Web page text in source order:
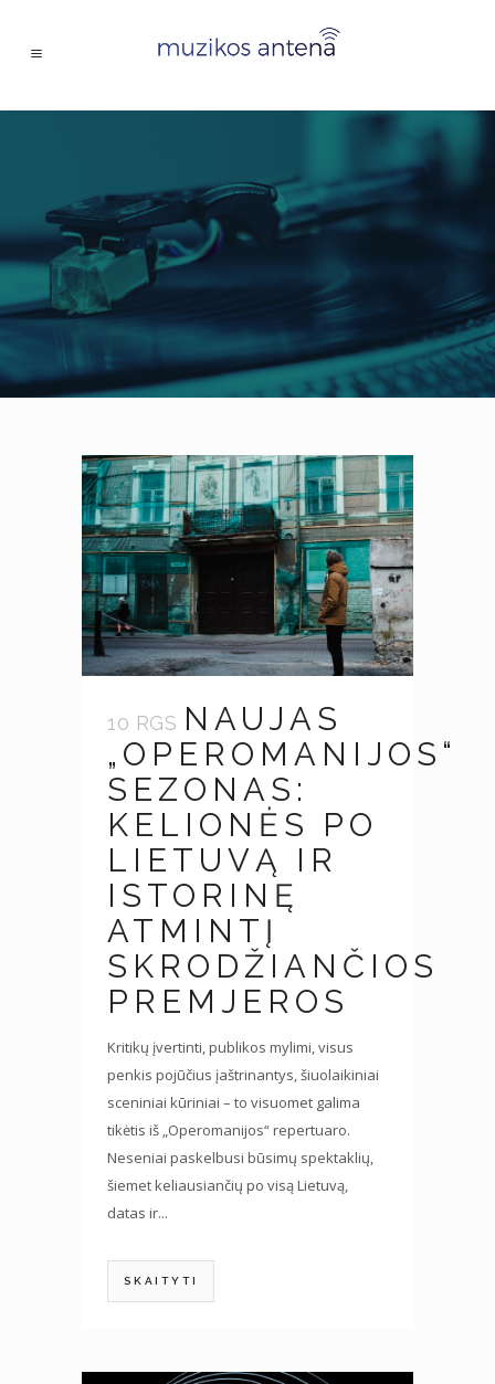
10 RGS NAUJAS
„OPEROMANIJOS“
SEZONAS:
KELIONĖS PO
LIETUVĄ IR
ISTORINĘ
ATMINTĮ
SKRODŽIANČIOS
PREMJEROS
Kritikų įvertinti, publikos mylimi, visus
penkis pojūčius įaštrinantys, šiuolaikiniai
sceniniai kūriniai – to visuomet galima
tikėtis iš „Operomanijos“ repertuaro.
Neseniai paskelbusi būsimų spektaklių,
šiemet keliausiančių po visą Lietuvą,
datas ir...
SKAITYTI